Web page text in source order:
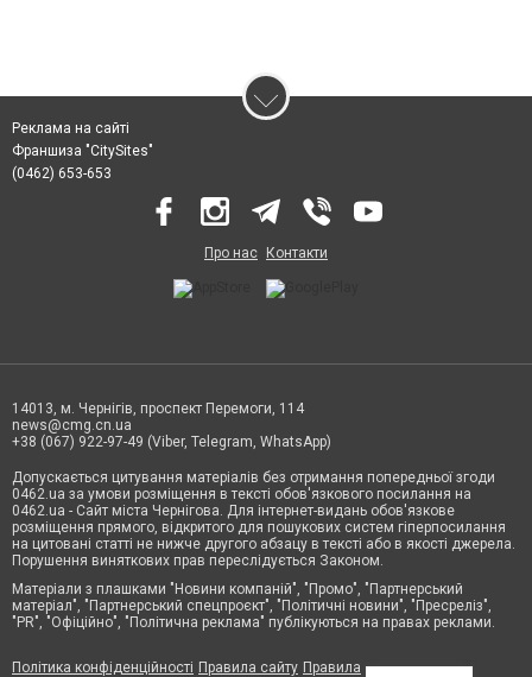
Реклама на сайті
Франшиза "CitySites"
(0462) 653-653
Про нас Контакти
14013, м. Чернігів, проспект Перемоги, 114
news@cmg.cn.ua
+38 (067) 922-97-49 (Viber, Telegram, WhatsApp)
Допускається цитування матеріалів без отримання попередньої згоди
0462.ua за умови розміщення в тексті обов'язкового посилання на
0462.ua - Сайт міста Чернігова. Для інтернет-видань обов'язкове
розміщення прямого, відкритого для пошукових систем гіперпосилання
на цитовані статті не нижче другого абзацу в тексті або в якості джерела.
Порушення виняткових прав переслідується Законом.
Матеріали з плашками "Новини компаній", "Промо", "Партнерський
матеріал", "Партнерський спецпроєкт", "Політичні новини", "Пресреліз",
"PR", "Офіційно", "Політична реклама" публікуються на правах реклами.
Політика конфіденційності Правила сайту Правила